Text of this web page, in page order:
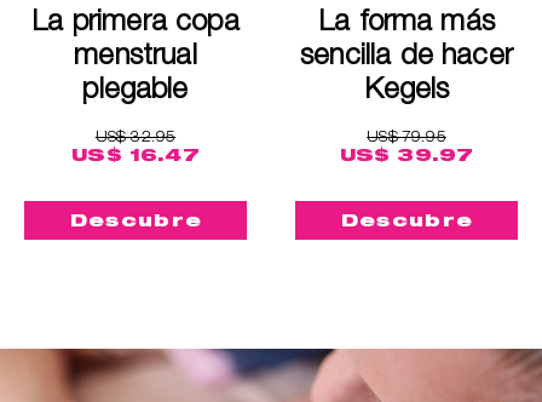
La primera copa
menstrual
plegable
US$ 32.95
US$ 16.47
Descubre
La forma más
sencilla de hacer
Kegels
US$ 79.95
US$ 39.97
Descubre